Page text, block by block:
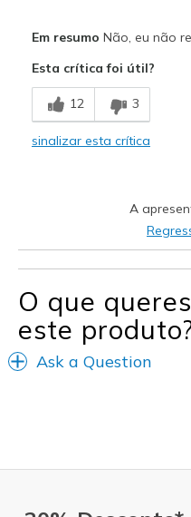
Stylish
Contras
Too long
Em resumo Não, eu não
Esta crítica foi útil?
12 3
sinalizar esta crítica
A
O que
este
Ask a Question